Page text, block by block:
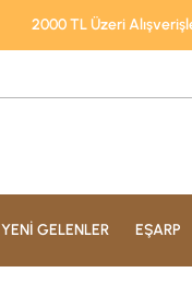
2000 TL Üzeri
YENİ GELENLER EŞARP